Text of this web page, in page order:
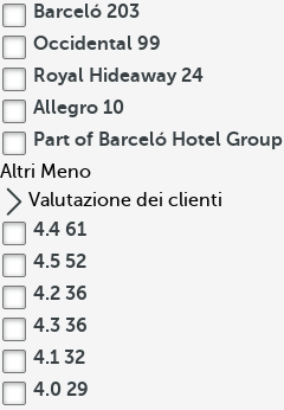
Barceló 203
Occidental 99
Royal Hideaway 24
Allegro 10
Part of Barceló Hotel Group
Altri Meno
Valutazione dei clienti
4.4 61
4.5 52
4.2 36
4.3 36
4.1 32
4.0 29